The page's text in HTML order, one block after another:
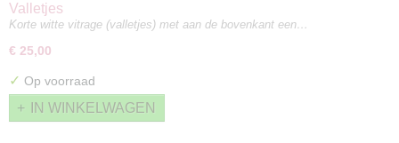
Valletjes
Korte witte vitrage (valletjes) met aan de bovenkant een…
€ 25,00
✓ Op voorraad
IN WINKELWAGEN